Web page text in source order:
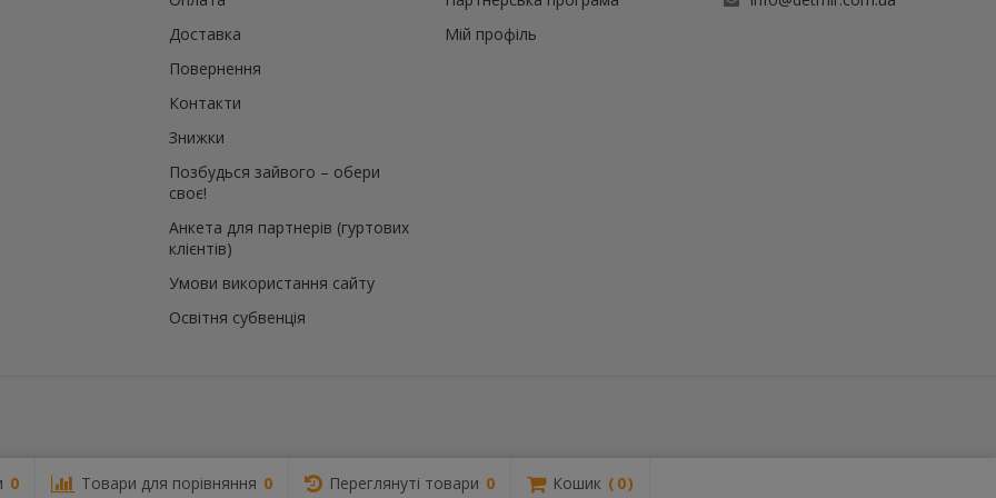
Доставка
Повернення
Контакти
Знижки
Позбудься зайвого – обери
своє!
Анкета для партнерів (гуртових
клієнтів)
Умови використання сайту
Освітня субвенція
Мій профіль
0 Товари для порівняння 0 Переглянуті товари 0 Кошик 0